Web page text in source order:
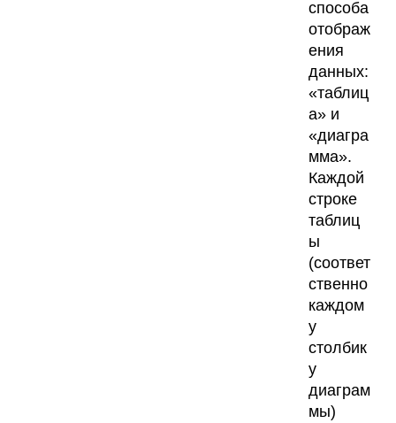
способа
отображ
ения
данных:
«таблиц
а» и
«диагра
мма».
Каждой
строке
таблиц
ы
(соответ
ственно
каждом
у
столбик
у
диаграм
мы)